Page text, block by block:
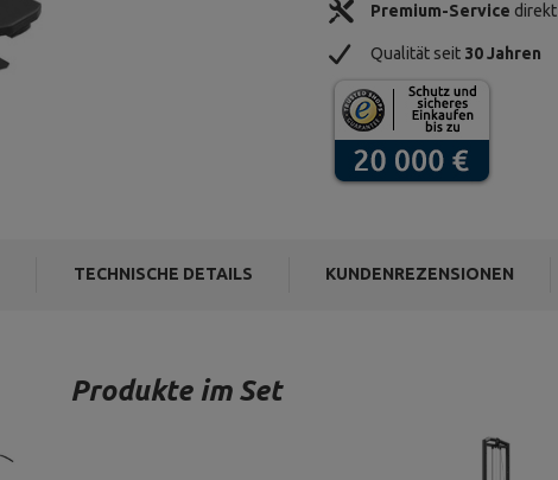
Premium-Service
Qualität seit 30 Jahren
TECHNISCHE DETAILS KUNDENREZENSIONEN
Produkte im Set